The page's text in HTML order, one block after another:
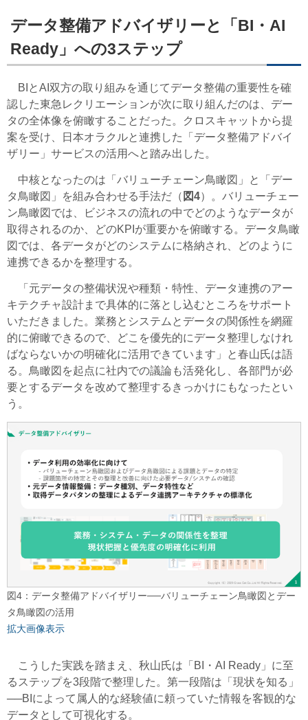
データ整備アドバイザリーと「BI・AI
Ready」への3ステップ
BIとAI双方の取り組みを通じてデータ整備の重要性を確
認した東急レクリエーションが次に取り組んだのは、デー
タの全体像を俯瞰することだった。クロスキャットから提
案を受け、日本オラクルと連携した「データ整備アドバイ
ザリー」サービスの活用へと踏み出した。
中核となったのは「バリューチェーン鳥瞰図」と「デー
タ鳥瞰図」を組み合わせる手法だ（ 図4）。バリューチェー
ン鳥瞰図では、ビジネスの流れの中でどのようなデータが
取得されるのか、どのKPIが重要かを俯瞰する。データ鳥瞰
図では、各データがどのシステムに格納され、どのように
連携できるかを整理する。
「元データの整備状況や種類・特性、データ連携のアー
キテクチャ設計まで具体的に落とし込むところをサポート
いただきました。業務とシステムとデータの関係性を網羅
的に俯瞰できるので、どこを優先的にデータ整理しなけれ
ばならないかの明確化に活用できています」と春山氏は語
る。鳥瞰図を起点に社内での議論も活発化し、各部門が必
要とするデータを改めて整理するきっかけにもなったとい
う。
図4：データ整備アドバイザリー──バリューチェーン鳥瞰図とデー
タ鳥瞰図の活用
拡大画像表示
こうした実践を踏まえ、秋山氏は「BI・AI Ready」に至
るステップを3段階で整理した。第一段階は「現状を知る」
──BIによって属人的な経験値に頼っていた情報を客観的な
データとして可視化する。